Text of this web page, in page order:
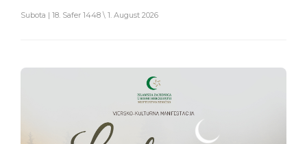
Subota | 18. Safer 1448 \ 1. August 2026